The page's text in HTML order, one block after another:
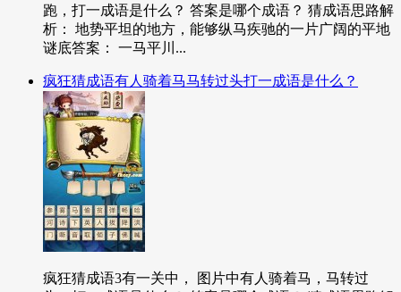
跑，打一成语是什么？ 答案是哪个成语？ 猜成语思路解
析： 地势平坦的地方，能够纵马疾驰的一片广阔的平地
谜底答案： 一马平川...
疯狂猜成语有人骑着马马转过头打一成语是什么？
疯狂猜成语3有一关中， 图片中有人骑着马，马转过